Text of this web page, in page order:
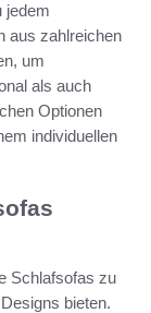
jedem
aus zahlreichen
um
als auch
Optionen
individuellen
Schlafsofas zu
bieten.